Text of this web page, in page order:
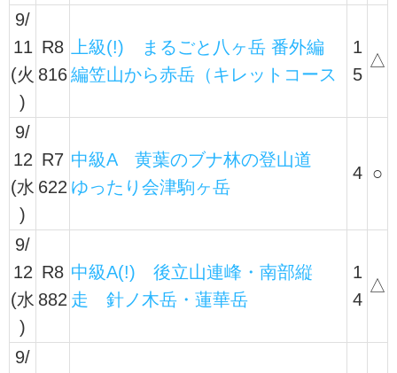
9/
11
(火
)
R8
816
上級(!) まるごと八ヶ岳 番外編
編笠山から赤岳（キレットコース
1
5
△
9/
12
(水
)
R7
622
中級A 黄葉のブナ林の登山道
ゆったり会津駒ヶ岳
4 ○
9/
12
(水
)
R8
882
中級A(!) 後立山連峰・南部縦
走 針ノ木岳・蓮華岳
1
4
△
9/